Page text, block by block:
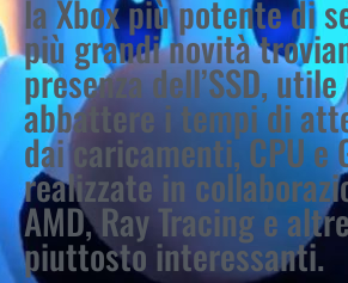
la Xbox più potente di
più grandi novità
presenza dell’SSD,
abbattere i tempi di
dai caricamenti, CPU e
realizzate in
AMD, Ray Tracing e
piuttosto interessanti.